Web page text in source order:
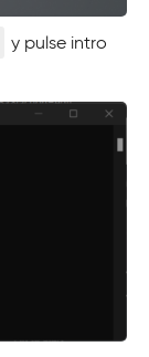
y pulse intro